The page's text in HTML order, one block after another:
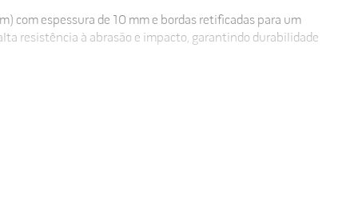
com espessura de 10 mm e bordas retificadas para um
resistência à abrasão e impacto, garantindo durabilidade